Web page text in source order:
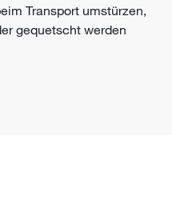
Transport umstürzen,
gequetscht werden